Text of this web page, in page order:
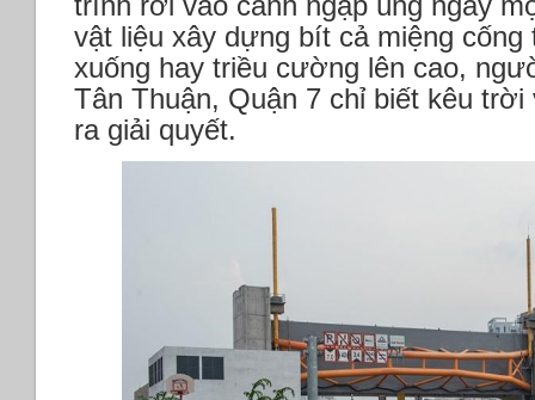
vật liệu xây dựng bít cả miệng
xuống hay triều cường lên cao,
Tân Thuận, Quận 7 chỉ biết kêu
ra giải quyết.